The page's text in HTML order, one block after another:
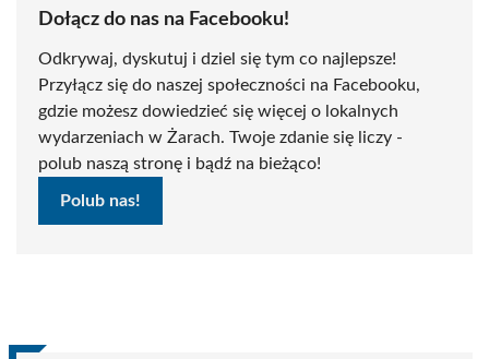
Dołącz do nas na Facebooku!
Odkrywaj, dyskutuj i dziel się tym co najlepsze!
Przyłącz się do naszej społeczności na Facebooku,
gdzie możesz dowiedzieć się więcej o lokalnych
wydarzeniach w Żarach. Twoje zdanie się liczy -
polub naszą stronę i bądź na bieżąco!
Polub nas!